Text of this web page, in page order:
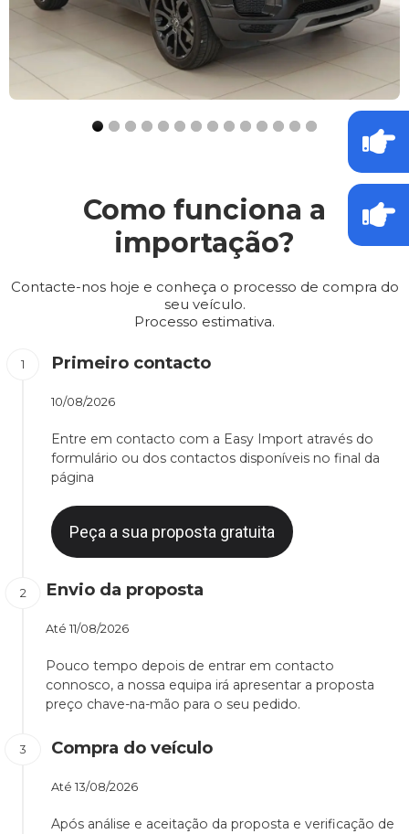
Como funciona a
importação?
Contacte-nos hoje e conheça o processo de compra do
seu veículo.
Processo estimativa.
Primeiro contacto
10/08/2026
Entre em contacto com a Easy Import através do
formulário ou dos contactos disponíveis no final da
página
Peça a sua proposta gratuita
Envio da proposta
Até 11/08/2026
Pouco tempo depois de entrar em contacto
connosco, a nossa equipa irá apresentar a proposta
preço chave-na-mão para o seu pedido.
Compra do veículo
Até 13/08/2026
Após análise e aceitação da proposta e verificação de